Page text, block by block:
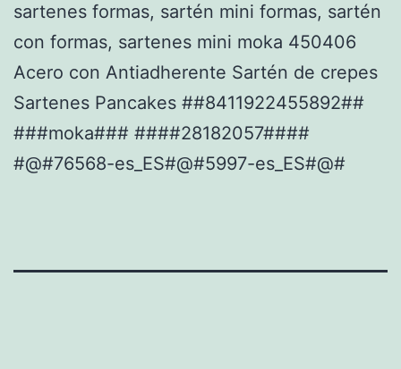
sartenes formas, sartén mini formas, sartén
con formas, sartenes mini moka 450406
Acero con Antiadherente Sartén de crepes
Sartenes Pancakes ##8411922455892##
###moka### ####28182057####
#@#76568-es_ES#@#5997-es_ES#@#